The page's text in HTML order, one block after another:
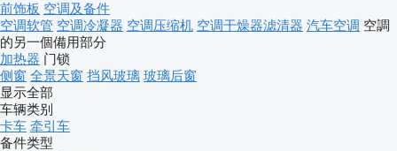
前饰板 空调及备件
空调软管 空调冷凝器 空调压缩机 空调干燥器滤清器 汽车空调 空調
的另一個備用部分
加热器 门锁
侧窗 全景天窗 挡风玻璃 玻璃后窗
显示全部
车辆类别
卡车 牵引车
备件类型